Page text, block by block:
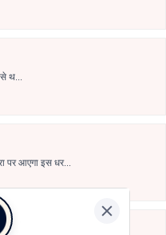
थ...
पर आएगा इस धर...